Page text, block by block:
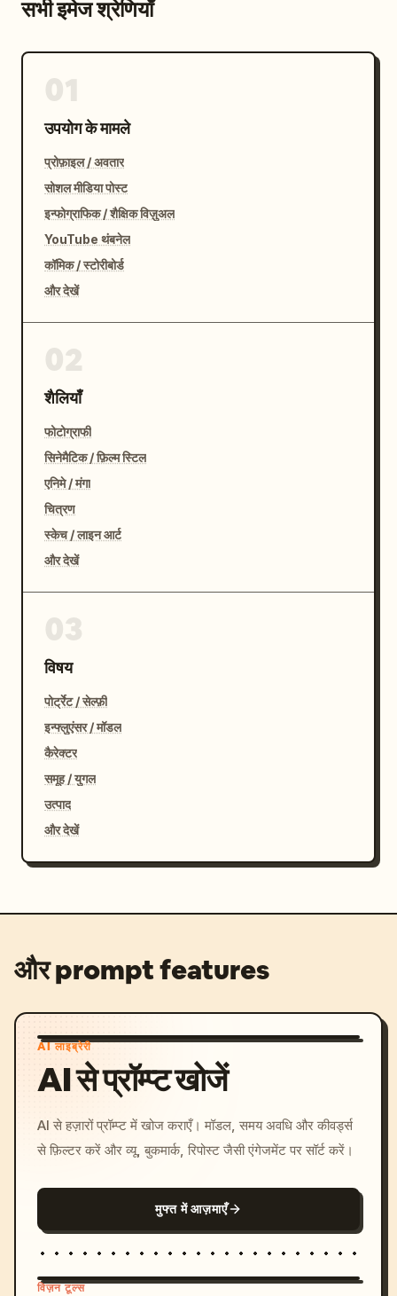
सभी इमेज श्रेणियाँ
उपयोग के मामले
प्रोफ़ाइल / अवतार
सोशल मीडिया पोस्ट
इन्फोग्राफिक / शैक्षिक विज़ुअल
YouTube थंबनेल
कॉमिक / स्टोरीबोर्ड
और देखें
शैलियाँ
फोटोग्राफी
सिनेमैटिक / फ़िल्म स्टिल
एनिमे / मंगा
चित्रण
स्केच / लाइन आर्ट
और देखें
विषय
पोर्ट्रेट / सेल्फ़ी
इन्फ्लुएंसर / मॉडल
कैरेक्टर
समूह / युगल
उत्पाद
और देखें
और prompt features
AI लाइब्रेरी
AI से प्रॉम्प्ट खोजें
AI से हज़ारों प्रॉम्प्ट में खोज कराएँ। मॉडल, समय अवधि और कीवर्ड्स
से फ़िल्टर करें और व्यू, बुकमार्क, रिपोस्ट जैसी एंगेजमेंट पर सॉर्ट करें।
मुफ्त में आज़माएँ
विज़न टूल्स